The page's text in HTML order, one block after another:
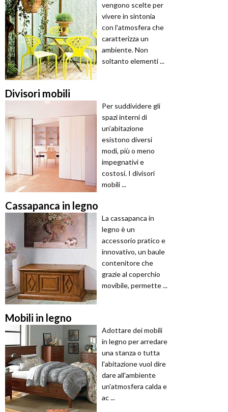
vengono scelte per
vivere in sintonia
con l'atmosfera che
caratterizza un
ambiente. Non
soltanto elementi ...
Divisori mobili
Per suddividere gli
spazi interni di
un'abitazione
esistono diversi
modi, più o meno
impegnativi e
costosi. I divisori
mobili ...
Cassapanca in legno
La cassapanca in
legno è un
accessorio pratico e
innovativo, un baule
contenitore che
grazie al coperchio
movibile, permette ...
Mobili in legno
Adottare dei mobili
in legno per arredare
una stanza o tutta
l'abitazione vuol dire
dare all'ambiente
un'atmosfera calda e
ac ...